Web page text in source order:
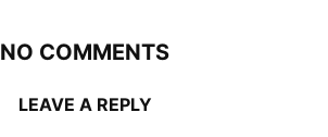
NO COMMENTS
LEAVE A REPLY